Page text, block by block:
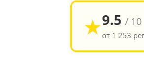
★9.5 / 10
от 1 253